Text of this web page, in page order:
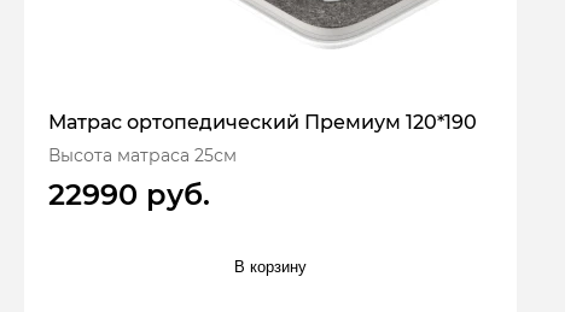
Матрас ортопедический Премиум 120*190
Высота матраса 25см
22990 руб.
В корзину